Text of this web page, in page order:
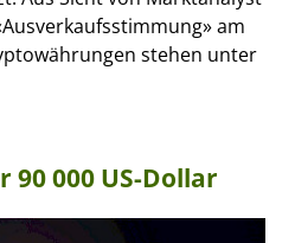
am
stehen unter
000 US-Dollar